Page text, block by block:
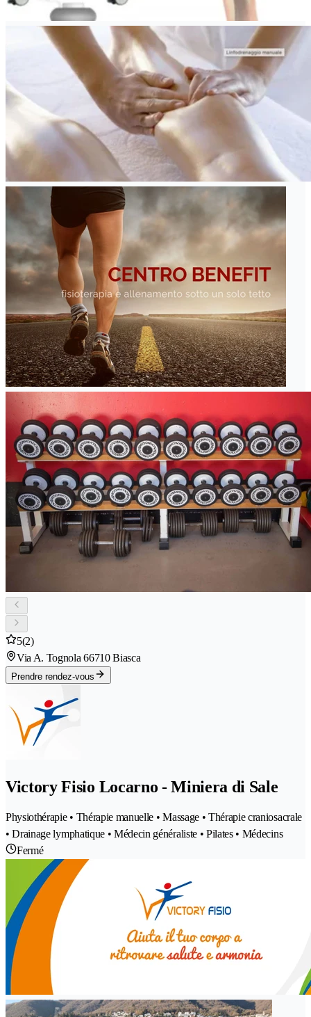
5(2)
Via A. Tognola 66710 Biasca
Prendre rendez-vous
Victory Fisio Locarno - Miniera di Sale
Physiothérapie • Thérapie manuelle • Massage • Thérapie craniosacrale
• Drainage lymphatique • Médecin généraliste • Pilates • Médecins
Fermé